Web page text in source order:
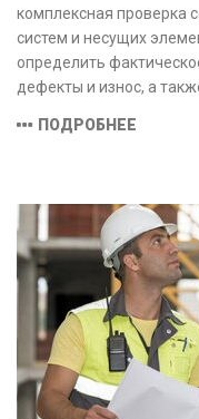
комплексная проверка
систем и несущих
определить
дефекты и износ, а
ПОДРОБНЕЕ